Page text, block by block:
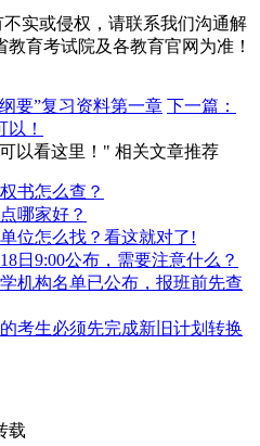
实或侵权，请联系我们沟通解
育考试院及各教育官网为准！
要”复习资料第一章 下一篇：
！
以看这里！" 相关文章推荐
书怎么查？
哪家好？
位怎么找？看这就对了!
日9:00公布，需要注意什么？
机构名单已公布，报班前先查
考生必须先完成新旧计划转换
载